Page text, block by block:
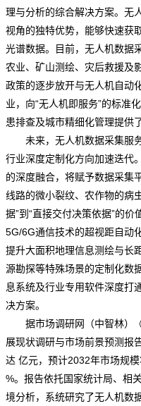
理与分析的综合解决方案。无
视角的独特优势，能够快速获
光谱数据。目前， 无人机数据
农业、矿山测绘、灾后救援及
政策的逐步放开与无人机自动
业，向“无人机即服务”的标准
患排查及城市精细化管理提供
未来，无人机数据采集服务
行业深度定制化方向加速迭代。
的深度融合，将赋予数据采集
线路的微小裂纹、农作物的病
据”到“直接交付决策依据”的
5G/6G通信技术的超视距自动
提升大面积地理信息测绘与长
源勘探等特殊场景的定制化数
息系统及行业专用软件深度打
决方案。
据市场调研网（中智林）
展现状调研与市场前景预测报
达 亿元，预计2032年市场规
%。报告依托国家统计局、相
境分析，系统研究了无人机数